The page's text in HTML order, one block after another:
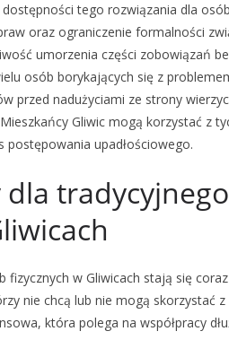
tego rozwiązania dla
oraz ograniczenie formalności
umorzenia części zobowiązań
osób borykających się z
przed nadużyciami ze strony
Gliwic mogą korzystać z
upadłościowego.
fizycznych w Gliwicach stają się
nie chcą lub nie mogą skorzystać z
która polega na współpracy